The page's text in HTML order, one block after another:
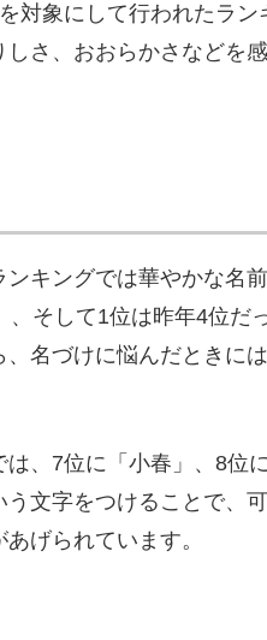
対象にして行われたラ
さ、おおらかさなどを
キングでは華やかな名
、そして1位は昨年4位
名づけに悩んだときに
、7位に「小春」、8位
文字をつけることで、
げられています。